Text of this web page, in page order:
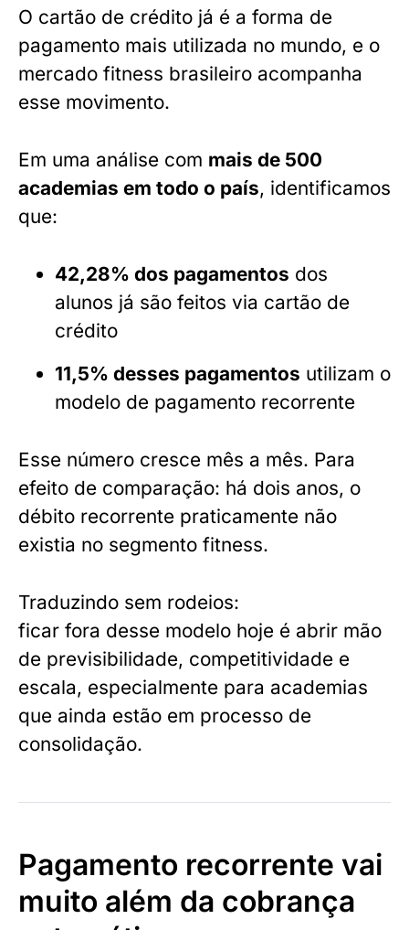
O cartão de crédito já é a forma de
pagamento mais utilizada no mundo, e o
mercado fitness brasileiro acompanha
esse movimento.
Em uma análise com mais de 500
academias em todo o país, identificamos
que:
42,28% dos pagamentos dos
alunos já são feitos via cartão de
crédito
11,5% desses pagamentos utilizam o
modelo de pagamento recorrente
Esse número cresce mês a mês. Para
efeito de comparação: há dois anos, o
débito recorrente praticamente não
existia no segmento fitness.
Traduzindo sem rodeios:
ficar fora desse modelo hoje é abrir mão
de previsibilidade, competitividade e
escala, especialmente para academias
que ainda estão em processo de
consolidação.
Pagamento recorrente vai
muito além da cobrança